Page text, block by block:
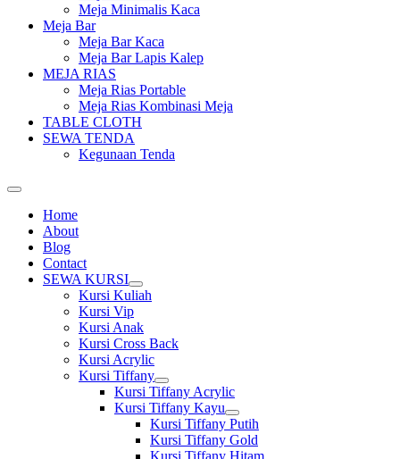
Meja Minimalis Kaca
Meja Bar
Meja Bar Kaca
Meja Bar Lapis Kalep
MEJA RIAS
Meja Rias Portable
Meja Rias Kombinasi Meja
TABLE CLOTH
SEWA TENDA
Kegunaan Tenda
Home
About
Blog
Contact
SEWA KURSI
Show
sub
Kursi Kuliah
Kursi Vip
Kursi Anak
Kursi Cross Back
Kursi Acrylic
Kursi Tiffany
Show
sub
menu
Kursi Tiffany Acrylic
Kursi Tiffany Kayu
Show
sub
menu
Kursi Tiffany Putih
Kursi Tiffany Gold
Kursi Tiffany Hitam